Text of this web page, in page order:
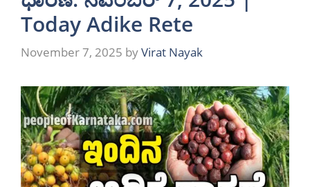
Today Adike Rete
November 7, 2025 byVirat Nayak